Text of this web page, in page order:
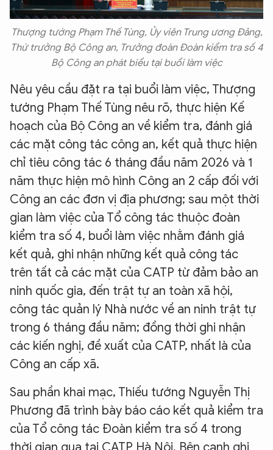
Thượng tướng Phạm Thế Tùng, Ủy viên Trung ương Đảng,
Thứ trưởng Bộ Công an, Trưởng đoàn Đoàn kiểm tra số 4
Bộ Công an phát biểu tại buổi làm việc
Nêu yêu cầu đặt ra tại buổi làm việc, Thượng
tướng Phạm Thế Tùng nêu rõ, thực hiện Kế
hoạch của Bộ Công an về kiểm tra, đánh giá
các mặt công tác công an, kết quả thực hiện
chỉ tiêu công tác 6 tháng đầu năm 2026 và 1
năm thực hiện mô hình Công an 2 cấp đối với
Công an các đơn vị địa phương; sau một thời
gian làm việc của Tổ công tác thuộc đoàn
kiểm tra số 4, buổi làm việc nhằm đánh giá
kết quả, ghi nhận những kết quả công tác
trên tất cả các mặt của CATP từ đảm bảo an
ninh quốc gia, đến trật tự an toàn xã hội,
công tác quản lý Nhà nước về an ninh trật tự
trong 6 tháng đầu năm; đồng thời ghi nhận
các kiến nghị, đề xuất của CATP, nhất là của
Công an cấp xã.
Sau phần khai mạc, Thiếu tướng Nguyễn Thị
Phương đã trình bày báo cáo kết quả kiểm tra
của Tổ công tác Đoàn kiểm tra số 4 trong